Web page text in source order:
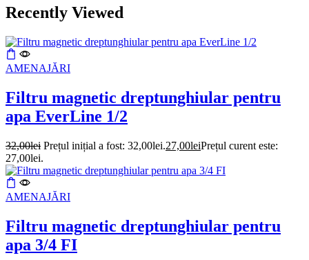
Recently Viewed
AMENAJĂRI
Filtru magnetic dreptunghiular pentru
apa EverLine 1/2
32,00lei Prețul inițial a fost: 32,00lei.27,00leiPrețul curent este:
27,00lei.
AMENAJĂRI
Filtru magnetic dreptunghiular pentru
apa 3/4 FI